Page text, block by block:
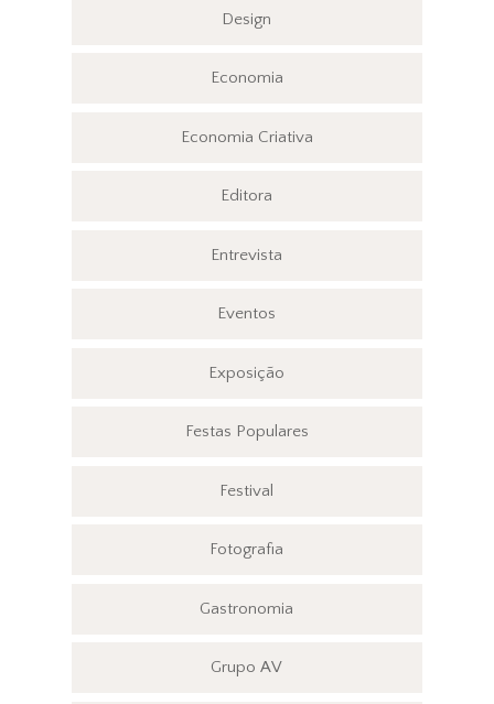
Design
Economia
Economia Criativa
Editora
Entrevista
Eventos
Exposição
Festas Populares
Festival
Fotografia
Gastronomia
Grupo AV